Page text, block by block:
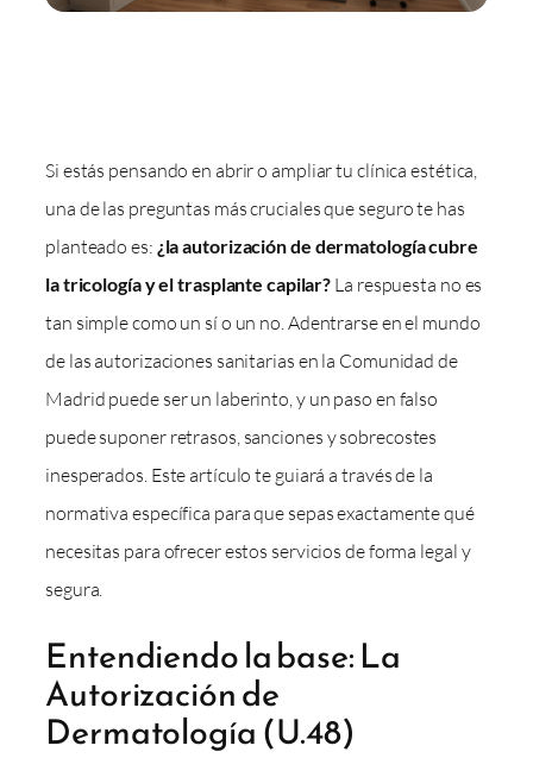
Si estás pensando en abrir o ampliar tu clínica estética,
una de las preguntas más cruciales que seguro te has
planteado es: ¿la autorización de dermatología cubre
la tricología y el trasplante capilar? La respuesta no es
tan simple como un sí o un no. Adentrarse en el mundo
de las autorizaciones sanitarias en la Comunidad de
Madrid puede ser un laberinto, y un paso en falso
puede suponer retrasos, sanciones y sobrecostes
inesperados. Este artículo te guiará a través de la
normativa específica para que sepas exactamente qué
necesitas para ofrecer estos servicios de forma legal y
segura.
Entendiendo la base: La
Autorización de
Dermatología (U.48)